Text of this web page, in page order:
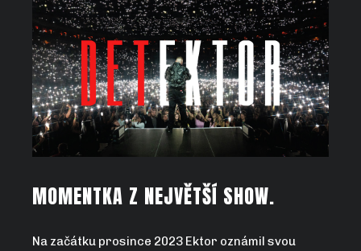
MOMENTKA Z NEJVĚTŠÍ SHOW.
Na začátku prosince 2023 Ektor oznámil svou